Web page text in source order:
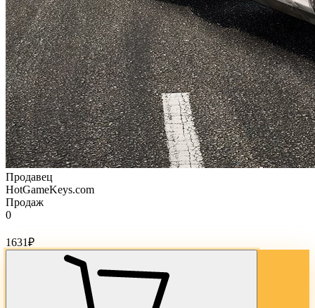
Продавец
HotGameKeys.com
Продаж
0
1631₽